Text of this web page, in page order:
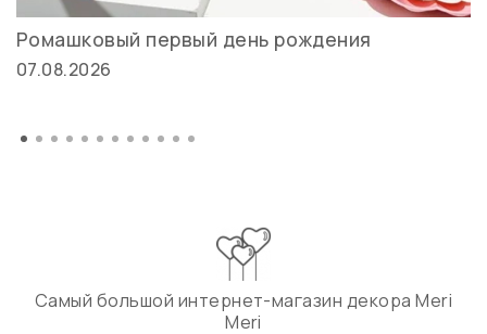
Ромашковый первый день рождения
07.08.2026
Самый большой интернет-магазин декора Meri
Meri